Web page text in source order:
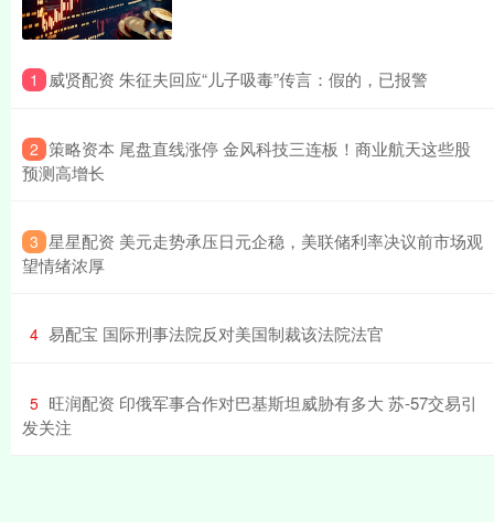
1 ​威贤配资 朱征夫回应“儿子吸毒”传言：假的，已报警
2 ​策略资本 尾盘直线涨停 金风科技三连板！商业航天这些股
预测高增长
3 ​星星配资 美元走势承压日元企稳，美联储利率决议前市场观
望情绪浓厚
4 ​易配宝 国际刑事法院反对美国制裁该法院法官
5 ​旺润配资 印俄军事合作对巴基斯坦威胁有多大 苏-57交易引
发关注